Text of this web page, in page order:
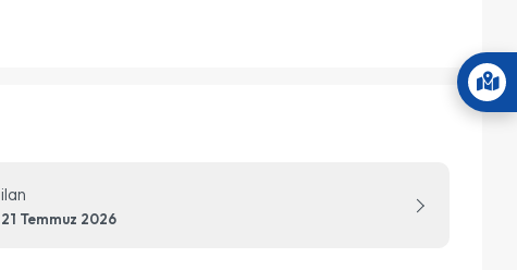
ilan
21 Temmuz 2026